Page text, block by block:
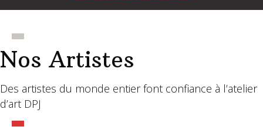
Nos Artistes
Des artistes du monde entier font confiance à l’atelier
d’art DPJ